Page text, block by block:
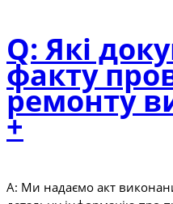
Q: Які
факту
ремонту
+
A: Ми надаємо акт